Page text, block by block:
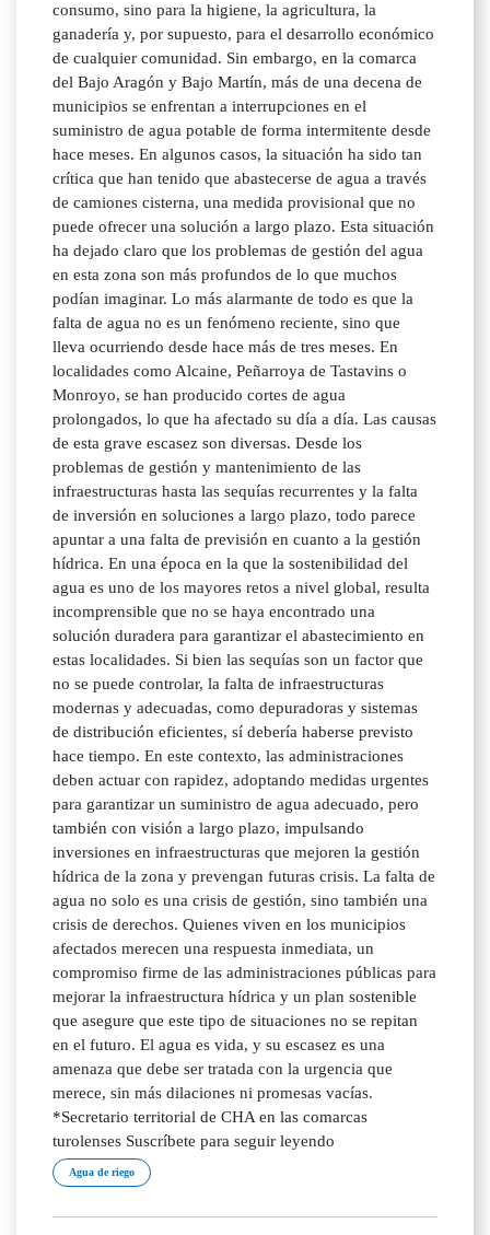
consumo, sino para la higiene, la agricultura, la
ganadería y, por supuesto, para el desarrollo económico
de cualquier comunidad. Sin embargo, en la comarca
del Bajo Aragón y Bajo Martín, más de una decena de
municipios se enfrentan a interrupciones en el
suministro de agua potable de forma intermitente desde
hace meses. En algunos casos, la situación ha sido tan
crítica que han tenido que abastecerse de agua a través
de camiones cisterna, una medida provisional que no
puede ofrecer una solución a largo plazo. Esta situación
ha dejado claro que los problemas de gestión del agua
en esta zona son más profundos de lo que muchos
podían imaginar. Lo más alarmante de todo es que la
falta de agua no es un fenómeno reciente, sino que
lleva ocurriendo desde hace más de tres meses. En
localidades como Alcaine, Peñarroya de Tastavins o
Monroyo, se han producido cortes de agua
prolongados, lo que ha afectado su día a día. Las causas
de esta grave escasez son diversas. Desde los
problemas de gestión y mantenimiento de las
infraestructuras hasta las sequías recurrentes y la falta
de inversión en soluciones a largo plazo, todo parece
apuntar a una falta de previsión en cuanto a la gestión
hídrica. En una época en la que la sostenibilidad del
agua es uno de los mayores retos a nivel global, resulta
incomprensible que no se haya encontrado una
solución duradera para garantizar el abastecimiento en
estas localidades. Si bien las sequías son un factor que
no se puede controlar, la falta de infraestructuras
modernas y adecuadas, como depuradoras y sistemas
de distribución eficientes, sí debería haberse previsto
hace tiempo. En este contexto, las administraciones
deben actuar con rapidez, adoptando medidas urgentes
para garantizar un suministro de agua adecuado, pero
también con visión a largo plazo, impulsando
inversiones en infraestructuras que mejoren la gestión
hídrica de la zona y prevengan futuras crisis. La falta de
agua no solo es una crisis de gestión, sino también una
crisis de derechos. Quienes viven en los municipios
afectados merecen una respuesta inmediata, un
compromiso firme de las administraciones públicas para
mejorar la infraestructura hídrica y un plan sostenible
que asegure que este tipo de situaciones no se repitan
en el futuro. El agua es vida, y su escasez es una
amenaza que debe ser tratada con la urgencia que
merece, sin más dilaciones ni promesas vacías.
*Secretario territorial de CHA en las comarcas
turolenses Suscríbete para seguir leyendo
Agua de riego